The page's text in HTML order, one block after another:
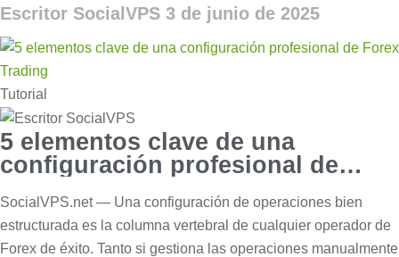
Escritor SocialVPS 3 de junio de 2025
Tutorial
5 elementos clave de una
configuración profesional de
SocialVPS.net — Una configuración de operaciones bien
estructurada es la columna vertebral de cualquier operador de
Forex de éxito. Tanto si gestiona las operaciones manualmente